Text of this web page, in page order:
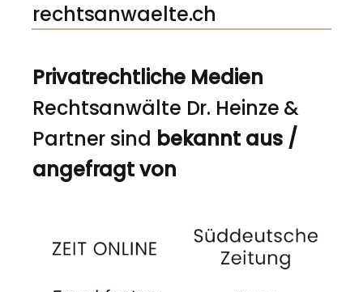
rechtsanwaelte.ch
Privatrechtliche Medien
Rechtsanwälte Dr. Heinze &
Partner sind bekannt aus /
angefragt von